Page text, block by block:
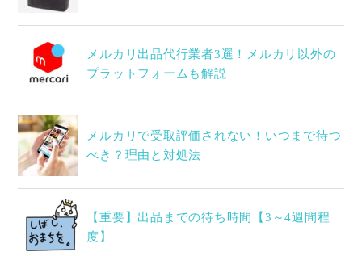
メルカリ出品代行業者3選！メルカリ以外の
プラットフォームも解説
メルカリで受取評価されない！いつまで待つ
べき？理由と対処法
【重要】出品までの待ち時間【3～4週間程
度】